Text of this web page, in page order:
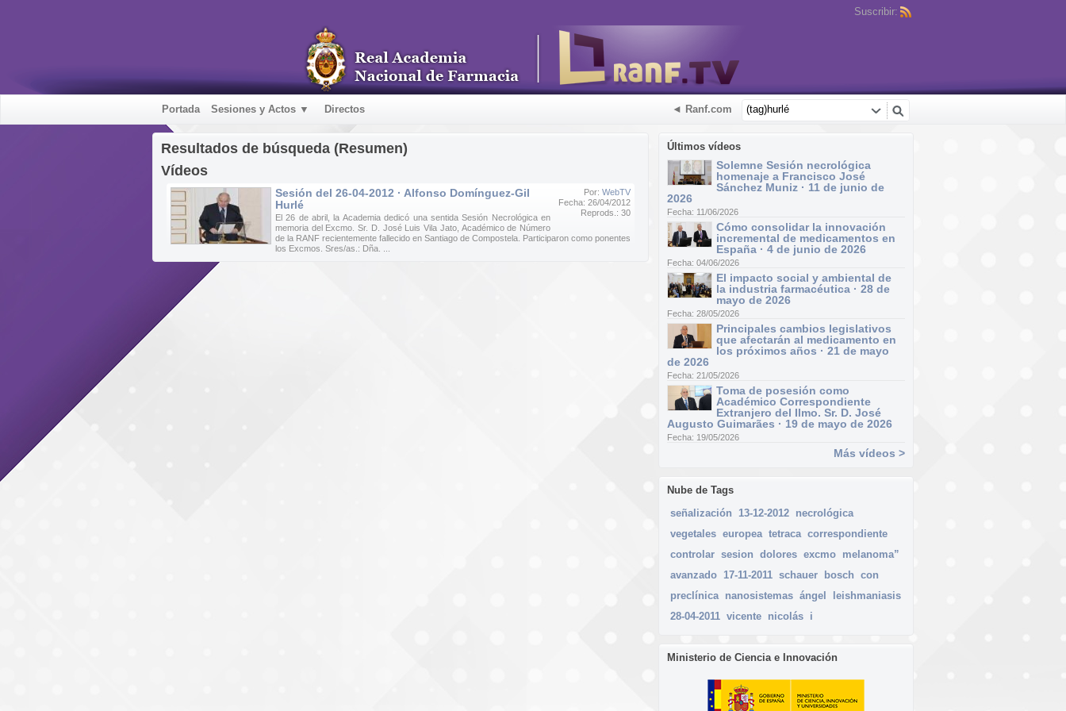
Suscribir:
Portada Sesiones y Actos ▼ Directos ◄ Ranf.com
Últimos vídeos
Solemne Sesión necrológica
homenaje a Francisco José
Sánchez Muniz · 11 de junio de
2026
Fecha: 11/06/2026
Cómo consolidar la innovación
incremental de medicamentos en
España · 4 de junio de 2026
Fecha: 04/06/2026
El impacto social y ambiental de
la industria farmacéutica · 28 de
mayo de 2026
Fecha: 28/05/2026
Principales cambios legislativos
que afectarán al medicamento en
los próximos años · 21 de mayo
de 2026
Fecha: 21/05/2026
Toma de posesión como
Académico Correspondiente
Extranjero del Ilmo. Sr. D. José
Augusto Guimarães · 19 de mayo de 2026
Fecha: 19/05/2026
Más vídeos >
Nube de Tags
señalización 13-12-2012 necrológica
vegetales europea tetraca correspondiente
controlar sesion dolores excmo melanoma”
avanzado 17-11-2011 schauer bosch con
preclínica nanosistemas ángel
leishmaniasis
28-04-2011 vicente nicolás i
Ministerio de Ciencia e Innovación
Resultados de búsqueda (Resumen)
Vídeos
Por: WebTV
Fecha: 26/04/2012
Reprods.: 30
Sesión del 26-04-2012 · Alfonso Domínguez-Gil
Hurlé
El 26 de abril, la Academia dedicó una sentida Sesión Necrológica en
memoria del Excmo. Sr. D. José Luis Vila Jato, Académico de Número
de la RANF recientemente fallecido en Santiago de Compostela. Participaron como ponentes
los Excmos. Sres/as.: Dña. ...